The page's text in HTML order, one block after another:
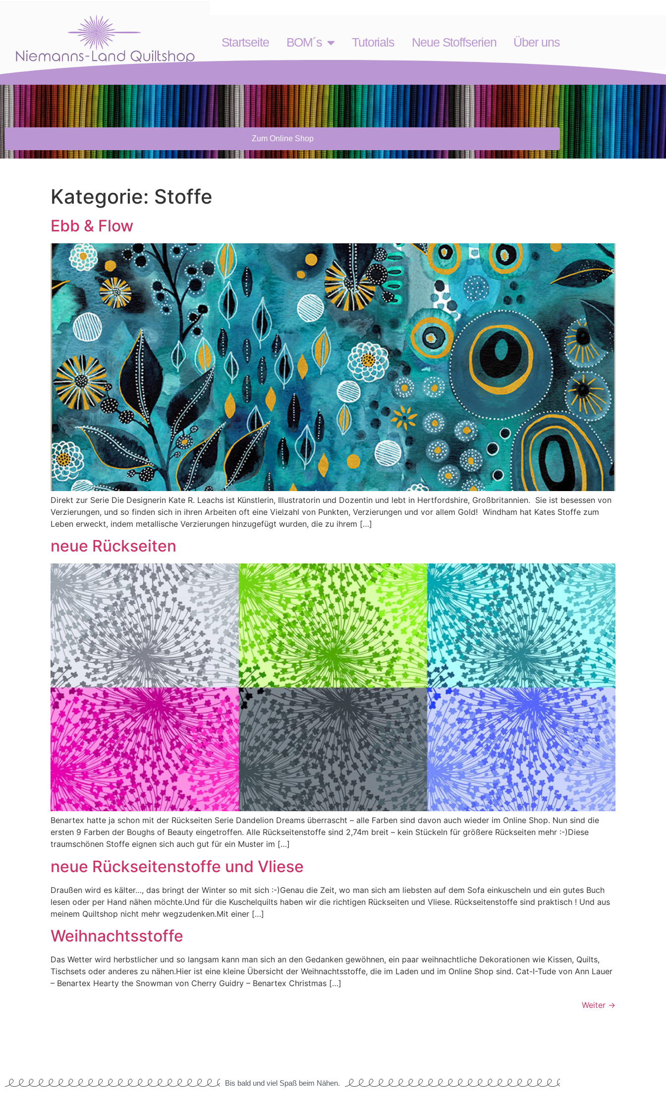
Startseite BOM´s Tutorials Neue Stoffserien Über uns
Zum Online Shop
Kategorie: Stoffe
Ebb & Flow
Direkt zur Serie Die Designerin Kate R. Leachs ist Künstlerin, Illustratorin und Dozentin und lebt in Hertfordshire, Großbritannien. Sie ist besessen von
Verzierungen, und so finden sich in ihren Arbeiten oft eine Vielzahl von Punkten, Verzierungen und vor allem Gold! Windham hat Kates Stoffe zum
Leben erweckt, indem metallische Verzierungen hinzugefügt wurden, die zu ihrem […]
neue Rückseiten
Benartex hatte ja schon mit der Rückseiten Serie Dandelion Dreams überrascht – alle Farben sind davon auch wieder im Online Shop. Nun sind die
ersten 9 Farben der Boughs of Beauty eingetroffen. Alle Rückseitenstoffe sind 2,74m breit – kein Stückeln für größere Rückseiten mehr :-)Diese
traumschönen Stoffe eignen sich auch gut für ein Muster im […]
neue Rückseitenstoffe und Vliese
Draußen wird es kälter…, das bringt der Winter so mit sich :-)Genau die Zeit, wo man sich am liebsten auf dem Sofa einkuscheln und ein gutes Buch
lesen oder per Hand nähen möchte.Und für die Kuschelquilts haben wir die richtigen Rückseiten und Vliese. Rückseitenstoffe sind praktisch ! Und aus
meinem Quiltshop nicht mehr wegzudenken.Mit einer […]
Weihnachtsstoffe
Das Wetter wird herbstlicher und so langsam kann man sich an den Gedanken gewöhnen, ein paar weihnachtliche Dekorationen wie Kissen, Quilts,
Tischsets oder anderes zu nähen.Hier ist eine kleine Übersicht der Weihnachtsstoffe, die im Laden und im Online Shop sind. Cat-I-Tude von Ann Lauer
– Benartex Hearty the Snowman von Cherry Guidry – Benartex Christmas […]
Weiter →
Bis bald und viel Spaß beim Nähen.